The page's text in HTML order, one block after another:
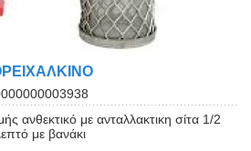
ανθεκτικό με ανταλλακτικη σίτα 1/2
με βανάκι